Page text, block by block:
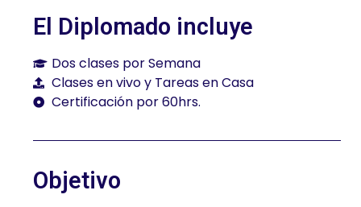
El Diplomado incluye
Dos clases por Semana
Clases en vivo y Tareas en Casa
Certificación por 60hrs.
Objetivo